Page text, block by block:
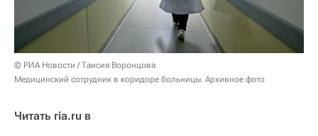
© РИА Новости / Таисия Воронцова
Медицинский сотрудник в коридоре больницы. Архивное фото
Читать ria.ru в